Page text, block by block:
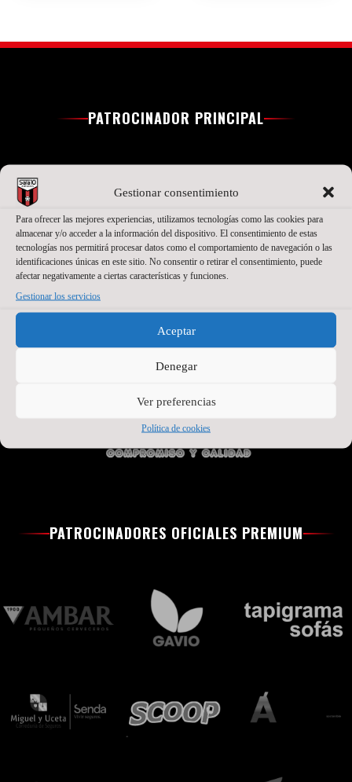
Gestionar consentimiento
Para ofrecer las mejores experiencias, utilizamos tecnologías como las cookies para
almacenar y/o acceder a la información del dispositivo. El consentimiento de estas
tecnologías nos permitirá procesar datos como el comportamiento de navegación o las
identificaciones únicas en este sitio. No consentir o retirar el consentimiento, puede
afectar negativamente a ciertas características y funciones.
Gestionar los servicios
Aceptar
Denegar
Ver preferencias
Política de cookies
PATROCINADOR PRINCIPAL
SEGUNDO PATROCINADOR
PATROCINADORES OFICIALES PREMIUM